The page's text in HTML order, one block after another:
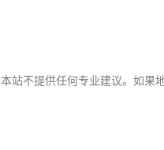
站不提供任何专业建议。如果